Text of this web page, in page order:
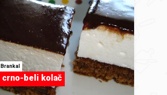
BrankaI
crno-beli kolač